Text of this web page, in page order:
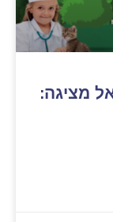
מציגה: